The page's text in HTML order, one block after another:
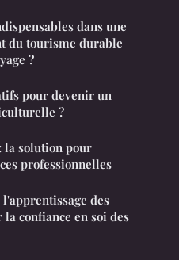
dans une
du tourisme durable
?
pour devenir un
?
la solution pour
professionnelles
des
la confiance en soi des